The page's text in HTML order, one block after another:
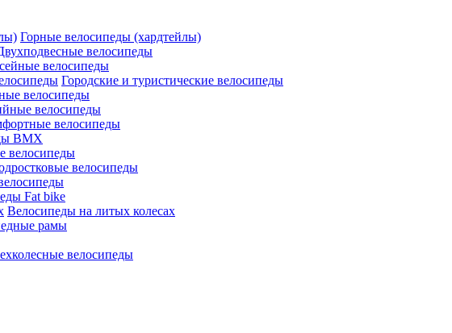
Горные велосипеды (хардтейлы)
велосипеды
велосипеды
Городские и туристические велосипеды
велосипеды
велосипеды
велосипеды
BMX
велосипеды
велосипеды
Fat bike
Велосипеды на литых колесах
рамы
велосипеды